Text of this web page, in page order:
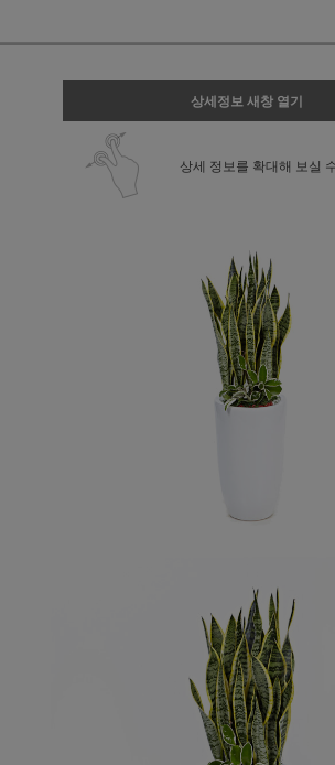
상세정보 새창 열기
상세 정보를 확대해 보실